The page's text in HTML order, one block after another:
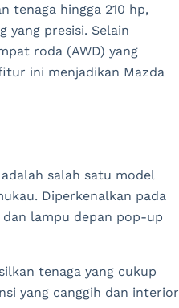
tenaga hingga 210 hp,
yang presisi. Selain
roda (AWD) yang
ini menjadikan Mazda
salah satu model
Diperkenalkan pada
dan lampu depan pop-up
tenaga yang cukup
yang canggih dan interior